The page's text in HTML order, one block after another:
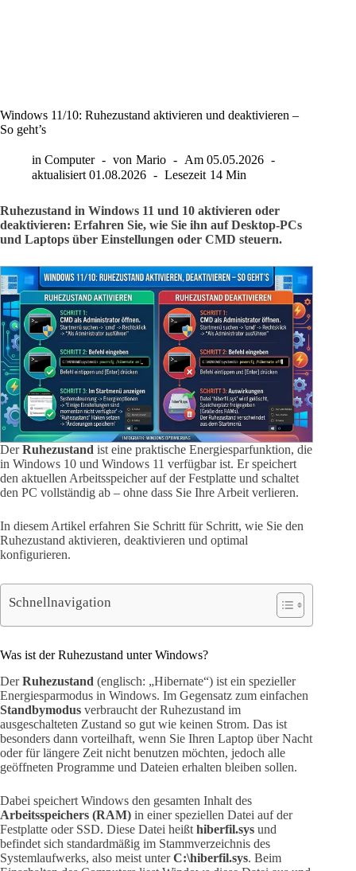
Windows 11/10: Ruhezustand aktivieren und deaktivieren –
So geht’s
in Computer von Mario Am 05.05.2026
aktualisiert 01.08.2026 Lesezeit 14 Min
Ruhezustand in Windows 11 und 10 aktivieren oder
deaktivieren: Erfahren Sie, wie Sie ihn auf Desktop-PCs
und Laptops über Einstellungen oder CMD steuern.
DerRuhezustand ist eine praktische Energiesparfunktion, die
in Windows 10 und Windows 11 verfügbar ist. Er speichert
den aktuellen Arbeitsspeicher auf der Festplatte und schaltet
den PC vollständig ab – ohne dass Sie Ihre Arbeit verlieren.
In diesem Artikel erfahren Sie Schritt für Schritt, wie Sie den
Ruhezustand aktivieren, deaktivieren und optimal
konfigurieren.
Schnellnavigation
Was ist der Ruhezustand unter Windows?
DerRuhezustand (englisch: „Hibernate“) ist ein spezieller
Energiesparmodus in Windows. Im Gegensatz zum einfachen
Standbymodus verbraucht der Ruhezustand im
ausgeschalteten Zustand so gut wie keinen Strom. Das ist
besonders dann vorteilhaft, wenn Sie Ihren Laptop über Nacht
oder für längere Zeit nicht benutzen möchten, jedoch alle
geöffneten Programme und Dateien erhalten bleiben sollen.
Dabei speichert Windows den gesamten Inhalt des
Arbeitsspeichers (RAM) in einer speziellen Datei auf der
Festplatte oder SSD. Diese Datei heißt hiberfil.sys und
befindet sich standardmäßig im Stammverzeichnis des
Systemlaufwerks, also meist unterC:\hiberfil.sys. Beim